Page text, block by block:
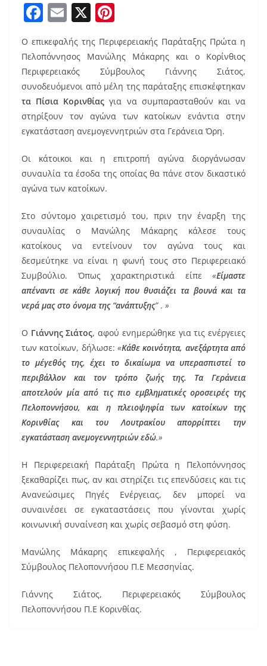
F
c
e
b
o
o
E
m
ai
l
X
er
e
st
Ο επικεφαλής της Περιφερειακής Παράταξης Πρώτα η
Πελοπόννησος Μανώλης Μάκαρης και ο Κορίνθιος
Περιφερειακός Σύμβουλος Γιάννης Σιάτος,
συνοδευόμενοι από μέλη της παράταξης επισκέφτηκαν
τα Πίσια Κορινθίας για να συμπαρασταθούν και να
στηρίξουν τον αγώνα των κατοίκων ενάντια στην
εγκατάσταση ανεμογεννητριών στα Γεράνεια Όρη.
Οι κάτοικοι και η επιτροπή αγώνα διοργάνωσαν
συναυλία τα έσοδα της οποίας θα πάνε στον δικαστικό
αγώνα των κατοίκων.
Στο σύντομο χαιρετισμό του, πριν την έναρξη της
συναυλίας ο Μανώλης Μάκαρης κάλεσε τους
κατοίκους να εντείνουν τον αγώνα τους και
δεσμεύτηκε να είναι η φωνή τους στο Περιφερειακό
Συμβούλιο. Όπως χαρακτηριστικά είπε «Είμαστε
απέναντι σε κάθε λογική που θυσιάζει τα βουνά και τα
νερά μας στο όνομα της “ανάπτυξης”. »
Ο Γιάννης Σιάτος, αφού ενημερώθηκε για τις ενέργειες
των κατοίκων, δήλωσε: «Κάθε κοινότητα, ανεξάρτητα από
το μέγεθός της, έχει το δικαίωμα να υπερασπιστεί το
περιβάλλον και τον τρόπο ζωής της. Τα Γεράνεια
αποτελούν μία από τις πιο εμβληματικές οροσειρές της
Πελοποννήσου, και η πλειοψηφία των κατοίκων της
Κορινθίας και του Λουτρακίου απορρίπτει την
εγκατάσταση ανεμογεννητριών εδώ.»
Η Περιφερειακή Παράταξη Πρώτα η Πελοπόννησος
ξεκαθαρίζει πως, αν και στηρίζει τις επενδύσεις και τις
Ανανεώσιμες Πηγές Ενέργειας, δεν μπορεί να
συναινέσει σε εγκαταστάσεις που γίνονται χωρίς
κοινωνική συναίνεση και χωρίς σεβασμό στη φύση.
Μανώλης Μάκαρης επικεφαλής , Περιφερειακός
Σύμβουλος Πελοποννήσου Π.Ε Μεσσηνίας.
Γιάννης Σιάτος, Περιφερειακός Σύμβουλος
Πελοποννήσου Π.Ε Κορινθίας.